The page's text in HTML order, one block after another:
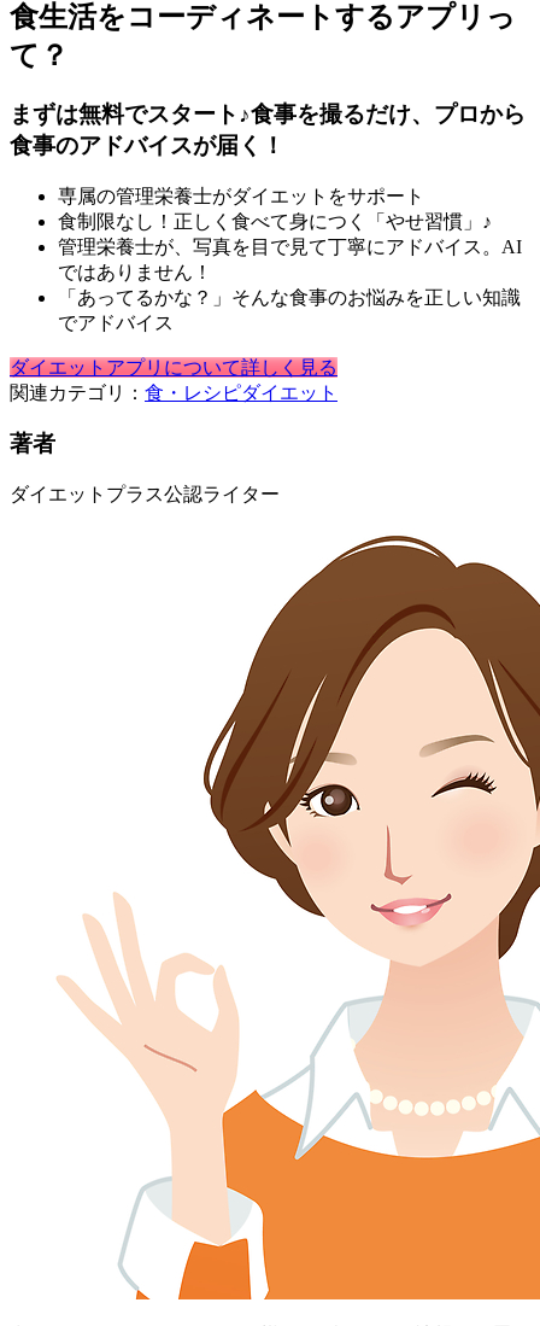
食生活をコーディネートするアプリっ
て？
まずは無料でスタート♪食事を撮るだけ、プロから
食事のアドバイスが届く！
専属の管理栄養士がダイエットをサポート
食制限なし！正しく食べて身につく「やせ習慣」♪
管理栄養士が、写真を目で見て丁寧にアドバイス。AI
ではありません！
「あってるかな？」そんな食事のお悩みを正しい知識
でアドバイス
ダイエットアプリについて詳しく見る
関連カテゴリ： 食・レシピダイエット
著者
ダイエットプラス公認ライター